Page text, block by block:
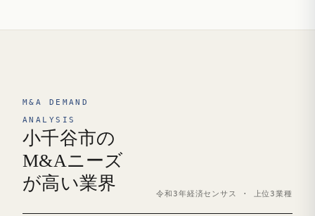
M&A DEMAND
ANALYSIS
小千谷市の
M&Aニーズ
が高い業界
令和3年経済センサス · 上位3業種